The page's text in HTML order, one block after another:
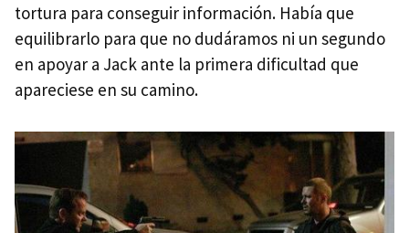
tortura para conseguir información. Había que
equilibrarlo para que no dudáramos ni un segundo
en apoyar a Jack ante la primera dificultad que
apareciese en su camino.